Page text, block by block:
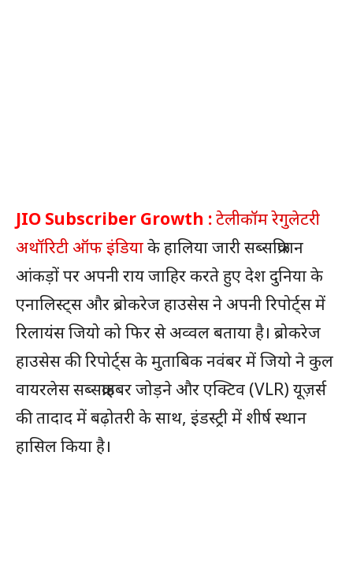
JIO Subscriber Growth :टेलीकॉम रेगुलेटरी
अथॉरिटी ऑफ इंडियाके हालिया जारी सब्सक्रिप्शन
आंकड़ों पर अपनी राय जाहिर करते हुए देश दुनिया के
एनालिस्ट्स और ब्रोकरेज हाउसेस ने अपनी रिपोर्ट्स में
रिलायंस जियो को फिर से अव्वल बताया है। ब्रोकरेज
हाउसेस की रिपोर्ट्स के मुताबिक नवंबर में जियो ने कुल
वायरलेस सब्सक्राइबर जोड़ने और एक्टिव (VLR) यूज़र्स
की तादाद में बढ़ोतरी के साथ, इंडस्ट्री में शीर्ष स्थान
हासिल किया है।